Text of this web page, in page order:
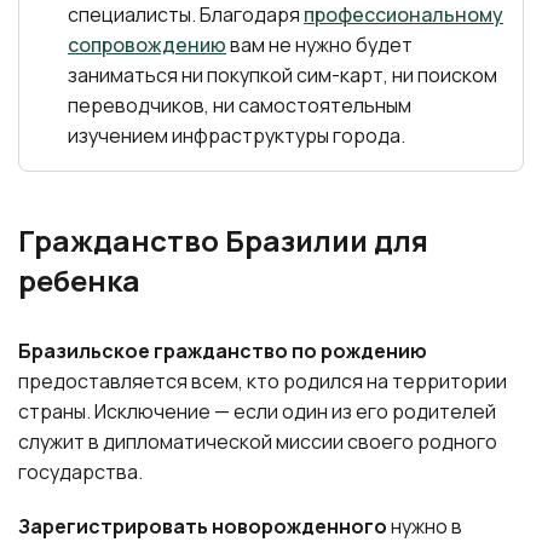
специалисты. Благодаря профессиональному
сопровождениювам не нужно будет
заниматься ни покупкой сим-карт, ни поиском
переводчиков, ни самостоятельным
изучением инфраструктуры города.
Гражданство Бразилии для
ребенка
Бразильское гражданство по рождению
предоставляется всем, кто родился на территории
страны. Исключение — если один из его родителей
служит в дипломатической миссии своего родного
государства.
Зарегистрировать новорожденногонужно в